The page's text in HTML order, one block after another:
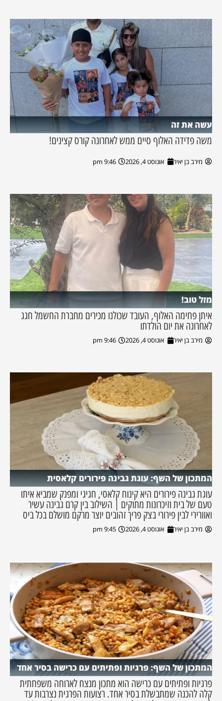
עשה את זה
משה פדידה האלוף סיים ממש לאחרונה קורס קצינים!
מירב בן יאיר אוגוסט 4, 2026 9:46 pm
מזל טוב!
איתן פחימה האלוף, העובד שכולנו מכירים מחברת החשמל חגג
לאחרונה את יום הולדתו
מירב בן יאיר אוגוסט 4, 2026 9:46 pm
המתכון של השף: עוגת גבינה פירורים קלאסית
עוגת גבינה פירורים היא קינוח קלאסי, חגיגי ומפנק שמביא איתו
טעם של בית וזיכרונות מתוקים | השילוב בין קרם גבינה עשיר
ואוורירי לבין פירורי בצק פריך זהובים יוצר מרקם מושלם בכל ביס
מירב בן יאיר אוגוסט 4, 2026 9:45 pm
המתכון של השף: פרגיות ופתיתים עם כרישה בסיר אחד
פרגיות ופתיתים עם כרישה הוא מתכון מנצח לארוחה משפחתית
קלה להכנה שמתבשלת בסיר אחד. רצועות הפרגית נצרבות עד